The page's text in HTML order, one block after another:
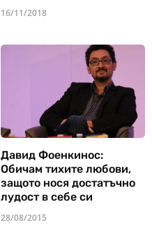
16/11/2018
Давид Фоенкинос:
Обичам тихите любови,
защото нося достатъчно
лудост в себе си
28/08/2015